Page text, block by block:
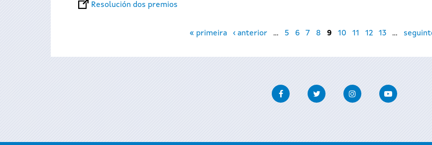
Resolución dos premios
« primeira ‹ anterior … 5 6 7 8 9 10 11 12 13 …
FacebookTwitter InstagramYoutube